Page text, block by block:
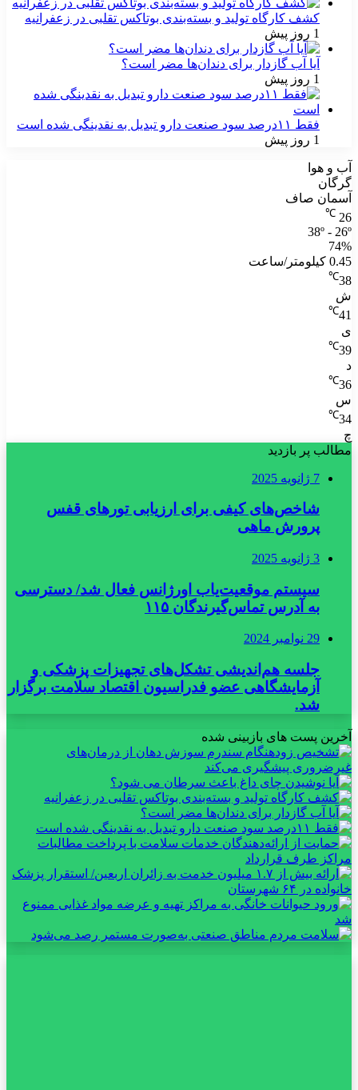
کشف کارگاه تولید و بسته‌بندی بوتاکس تقلبی در زعفرانیه
1 روز پیش
آیا آب گازدار برای دندان‌ها مضر است؟
1 روز پیش
فقط ۱۱‌درصد سود صنعت دارو تبدیل به نقدینگی شده است
1 روز پیش
آب و هوا
گرگان
آسمان صاف
26
℃
38º - 26º
74%
0.45 کیلومتر/ساعت
38
℃
ش
41
℃
ی
39
℃
د
36
℃
س
34
℃
چ
مطالب پر بازدید
7 ژانویه 2025
شاخص‌های کیفی برای ارزیابی تورهای قفس
پرورش ماهی
3 ژانویه 2025
سیستم موقعیت‌یاب اورژانس فعال شد/ دسترسی
به آدرس تماس‌گیرندگان ۱۱۵
29 نوامبر 2024
جلسه هم‌اندیشی تشکل‌های تجهیزات پزشکی و
آزمایشگاهی عضو فدراسیون اقتصاد سلامت برگزار
شد.
آخرین پست های بازبینی شده